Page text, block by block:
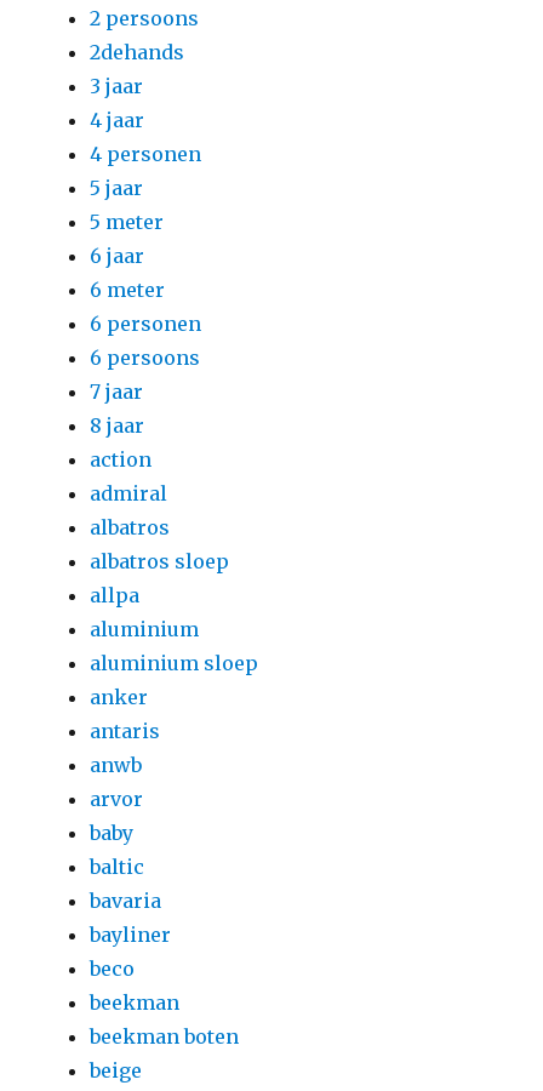
2 persoons
2dehands
3 jaar
4 jaar
4 personen
5 jaar
5 meter
6 jaar
6 meter
6 personen
6 persoons
7 jaar
8 jaar
action
admiral
albatros
albatros sloep
allpa
aluminium
aluminium sloep
anker
antaris
anwb
arvor
baby
baltic
bavaria
bayliner
beco
beekman
beekman boten
beige